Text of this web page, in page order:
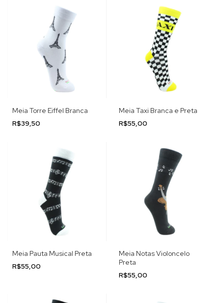
Meia Torre Eiffel Branca
R$39,50
Meia Taxi Branca e Preta
R$55,00
Meia Pauta Musical Preta
R$55,00
Meia Notas Violoncelo
Preta
R$55,00